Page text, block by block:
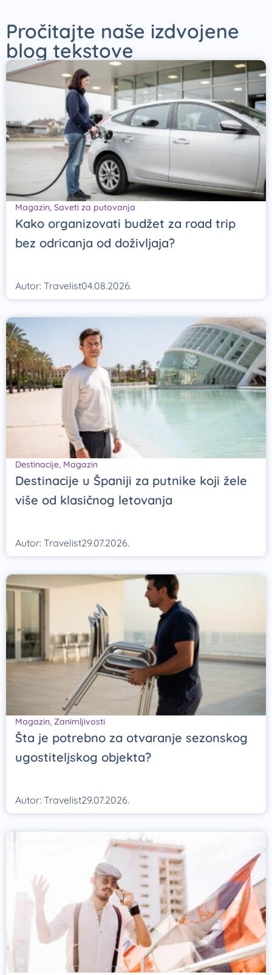
Pročitajte naše izdvojene
blog tekstove
Magazin, Saveti za putovanja
Kako organizovati budžet za road trip
bez odricanja od doživljaja?
Autor: Travelist04.08.2026.
Destinacije, Magazin
Destinacije u Španiji za putnike koji žele
više od klasičnog letovanja
Autor: Travelist29.07.2026.
Magazin, Zanimljivosti
Šta je potrebno za otvaranje sezonskog
ugostiteljskog objekta?
Autor: Travelist29.07.2026.